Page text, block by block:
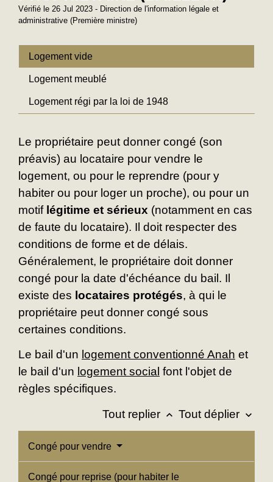
Vérifié le 26 Jul 2023 - Direction de l'information légale et
administrative (Première ministre)
Logement vide
Logement meublé
Logement régi par la loi de 1948
Le propriétaire peut donner congé (son
préavis) au locataire pour vendre le
logement, ou pour le reprendre (pour y
habiter ou pour loger un proche), ou pour un
motiflégitime et sérieux (notamment en cas
de faute du locataire). Il doit respecter des
conditions de forme et de délais.
Généralement, le propriétaire doit donner
congé pour la date d'échéance du bail. Il
existe des locataires protégés, à qui le
propriétaire peut donner congé sous
certaines conditions.
Le bail d'un logement conventionné Anah et
le bail d'un logement social font l'objet de
règles spécifiques.
Tout replier keyboard_arrow_up Tout déplier keyboard_arrow_down
Congé pour vendre
Congé pour reprise (pour habiter le